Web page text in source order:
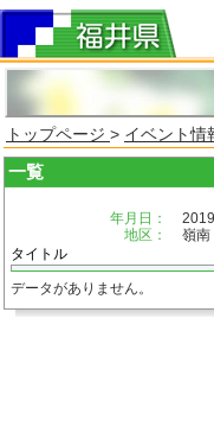
トップページ > イベント情
一覧
年月日：
地区：
嶺南
タイトル
データがありません。